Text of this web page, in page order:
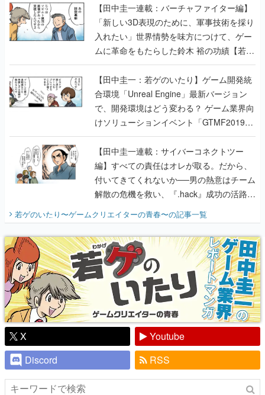
【田中圭一連載：バーチャファイター編】
「新しい3D表現のために、軍事技術を採り
入れたい」世界情勢を味方につけて、ゲー
ムに革命をもたらした鈴木 裕の功績【若ゲ
のいたり】
【田中圭一：若ゲのいたり】ゲーム開発統
合環境「Unreal Engine」最新バージョン
で、開発環境はどう変わる？ ゲーム業界向
けソリューションイベント「GTMF2019」
に行って、より理解を深めよう【PR】
【田中圭一連載：サイバーコネクトツー
編】すべての責任はオレが取る。だから、
付いてきてくれないか──男の熱意はチーム
解散の危機を救い、『.hack』成功の活路を
開く。業界の快男児・松山 洋に流れる血は
『少年ジャンプ』色だった【若ゲのいた
り】
若ゲのいたり〜ゲームクリエイターの青春〜の記事一覧
X
Youtube
Discord
RSS